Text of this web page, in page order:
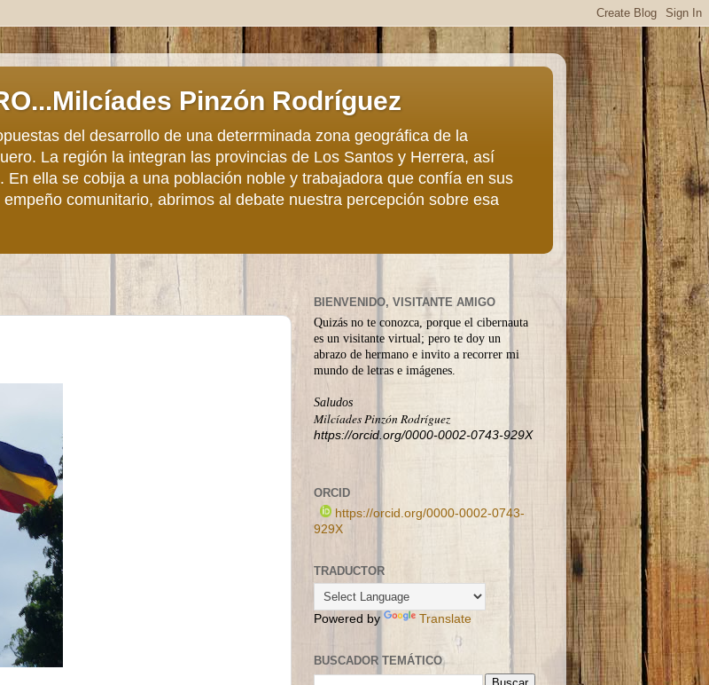
Pinzón Rodríguez
del desarrollo de una deterrminada zona geográfica de la
La región la integran las provincias de Los Santos y Herrera, así
ella se cobija a una población noble y trabajadora que confía en sus
comunitario, abrimos al debate nuestra percepción sobre esa
BIENVENIDO, VISITANTE AMIGO
Quizás no te conozca, porque el cibernauta
es un visitante virtual; pero te doy un
abrazo de hermano e invito a recorrer mi
mundo de letras e imágenes.
Saludos
Milcíades Pinzón Rodríguez
https://orcid.org/0000-0002-0743-929X
ORCID
https://orcid.org/0000-0002-0743-
929X
TRADUCTOR
Powered by Translate
BUSCADOR TEMÁTICO